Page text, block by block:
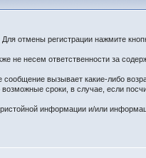
отмены регистрации нажмите
не несем ответственности за
вызывает какие-либо
сроки, в случае, если
информации и/или